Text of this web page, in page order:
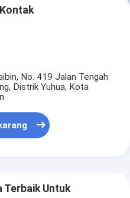
No. 419 Jalan Tengah
Distrik Yuhua, Kota
Terbaik Untuk